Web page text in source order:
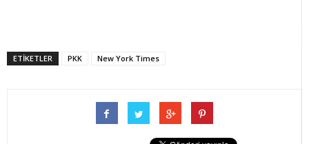
ETİKETLER PKK New York Times